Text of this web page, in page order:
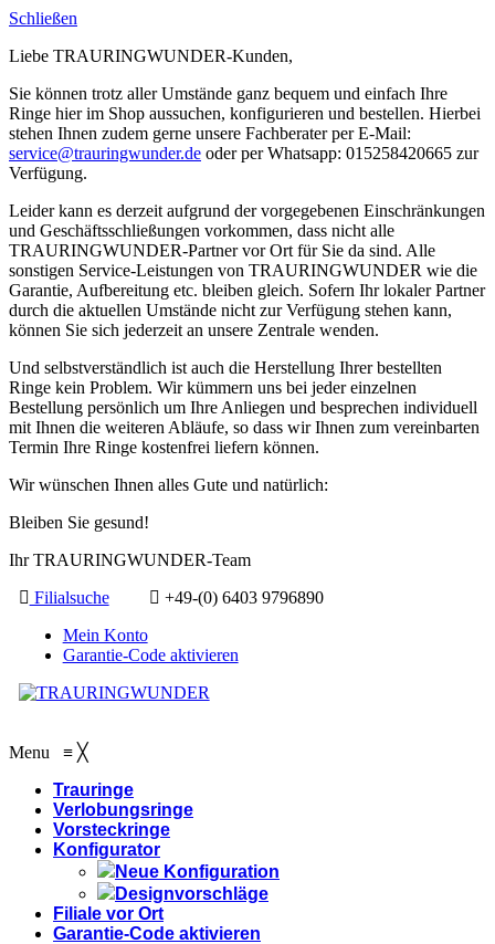
Schließen
Liebe TRAURINGWUNDER-Kunden,
Sie können trotz aller Umstände ganz bequem und einfach Ihre
Ringe hier im Shop aussuchen, konfigurieren und bestellen. Hierbei
stehen Ihnen zudem gerne unsere Fachberater per E-Mail:
service@trauringwunder.de oder per Whatsapp: 015258420665 zur
Verfügung.
Leider kann es derzeit aufgrund der vorgegebenen Einschränkungen
und Geschäftsschließungen vorkommen, dass nicht alle
TRAURINGWUNDER-Partner vor Ort für Sie da sind. Alle
sonstigen Service-Leistungen von TRAURINGWUNDER wie die
Garantie, Aufbereitung etc. bleiben gleich. Sofern Ihr lokaler Partner
durch die aktuellen Umstände nicht zur Verfügung stehen kann,
können Sie sich jederzeit an unsere Zentrale wenden.
Und selbstverständlich ist auch die Herstellung Ihrer bestellten
Ringe kein Problem. Wir kümmern uns bei jeder einzelnen
Bestellung persönlich um Ihre Anliegen und besprechen individuell
mit Ihnen die weiteren Abläufe, so dass wir Ihnen zum vereinbarten
Termin Ihre Ringe kostenfrei liefern können.
Wir wünschen Ihnen alles Gute und natürlich:
Bleiben Sie gesund!
Ihr TRAURINGWUNDER-Team
Filialsuche
+49-(0) 6403 9796890
Mein Konto
Garantie-Code aktivieren
Menu ≡ ╳
Trauringe
Verlobungsringe
Vorsteckringe
Konfigurator
Neue Konfiguration
Designvorschläge
Filiale vor Ort
Garantie-Code aktivieren